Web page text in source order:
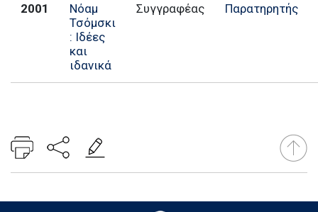
2001
Νόαμ
Τσόμσκι
: Ιδέες
και
ιδανικά
Συγγραφέας Παρατηρητής